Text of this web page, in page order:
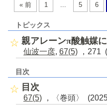
« 前 1 ... 5 6
トピックス
親アレーンπ酸触媒
仙波一彦, 67(5) ，271
目次
目次
67(5) ，〈巻頭〉